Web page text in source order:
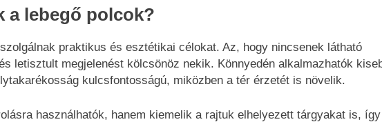
a lebegő polcok?
praktikus és esztétikai célokat. Az, hogy nincsenek látható
letisztult megjelenést kölcsönöz nekik. Könnyedén alkalmazhatók
kulcsfontosságú, miközben a tér érzetét is növelik.
használhatók, hanem kiemelik a rajtuk elhelyezett tárgyakat is, így